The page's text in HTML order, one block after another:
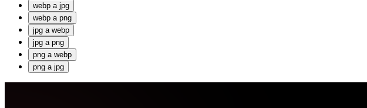
webp a jpg
webp a png
jpg a webp
jpg a png
png a webp
png a jpg